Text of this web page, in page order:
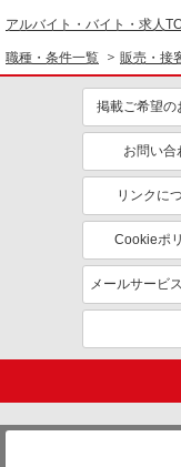
アルバイト・バイト・求人
職種・条件一覧 販売・接
掲載ご希望の
お問い合
リンクに
Cookieポ
メールサービ